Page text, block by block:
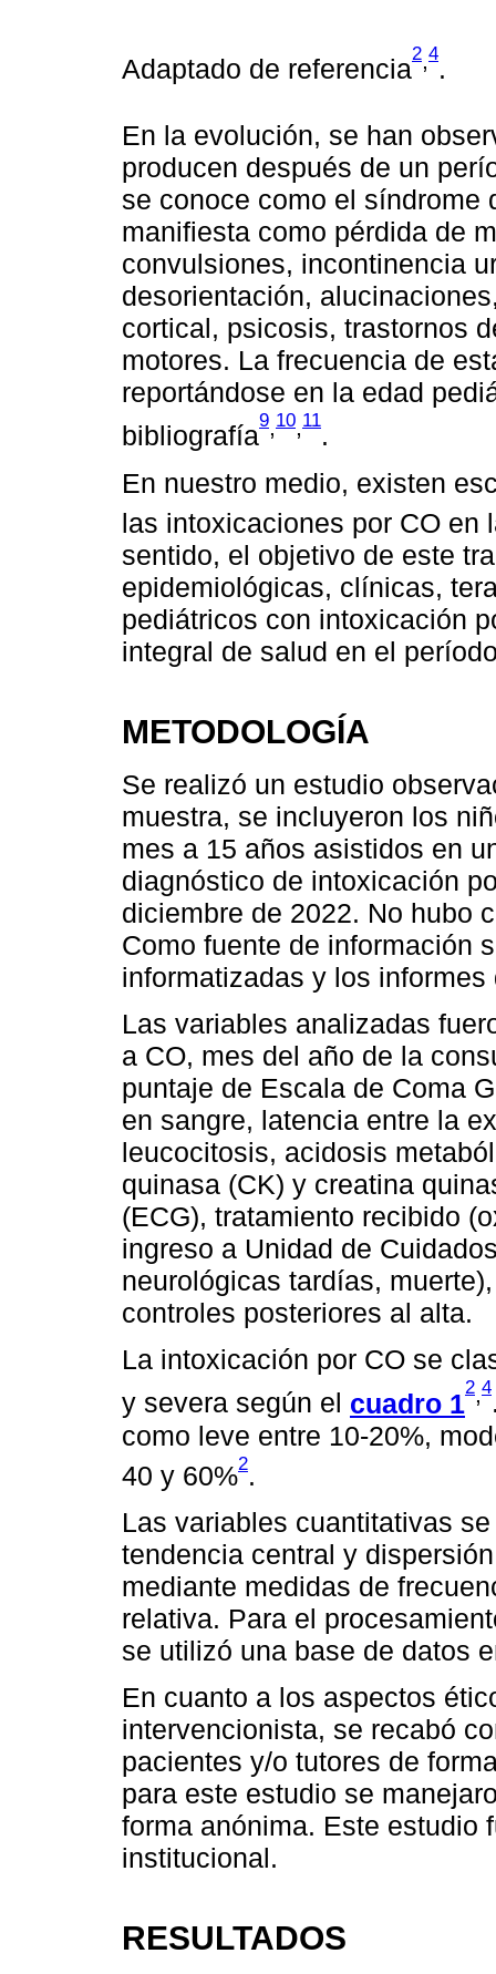
Adaptado de referencia
2 4
.
En la evolución, se han
producen después de un
se conoce como el síndrome
manifiesta como pérdida de
convulsiones, incontinencia
desorientación,
cortical, psicosis, trastornos
motores. La frecuencia de
reportándose en la edad
bibliografía
9,10,11
.
En nuestro medio, existen
las intoxicaciones por CO en
sentido, el objetivo de este
epidemiológicas, clínicas,
pediátricos con intoxicación
integral de salud en el
METODOLOGÍA
Se realizó un estudio
muestra, se incluyeron los
mes a 15 años asistidos en
diagnóstico de intoxicación
diciembre de 2022. No hubo
Como fuente de información
informatizadas y los
Las variables analizadas
a CO, mes del año de la
puntaje de Escala de Coma
en sangre, latencia entre la
leucocitosis, acidosis
quinasa (CK) y creatina
(ECG), tratamiento recibido
ingreso a Unidad de
neurológicas tardías,
controles posteriores al alta.
La intoxicación por CO se
y severa según el cuadro 1
2,4
como leve entre 10-20%,
40 y 60%2.
Las variables cuantitativas
tendencia central y
mediante medidas de
relativa. Para el
se utilizó una base de datos
En cuanto a los aspectos
intervencionista, se recabó
pacientes y/o tutores de
para este estudio se
forma anónima. Este estudio
institucional.
RESULTADOS